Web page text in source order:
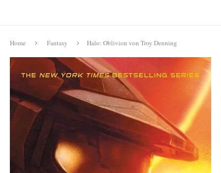
Home Fantasy Halo: Oblivion von Troy Denning